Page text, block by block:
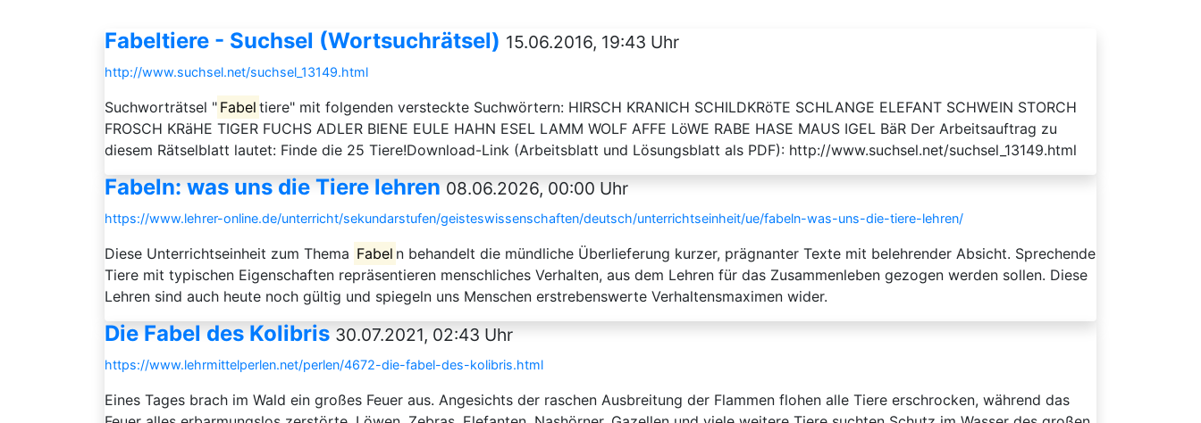
Fabeltiere - Suchsel (Wortsuchrätsel) 15.06.2016, 19:43 Uhr
http://www.suchsel.net/suchsel_13149.html
Suchworträtsel " Fabel tiere" mit folgenden versteckte Suchwörtern: HIRSCH KRANICH SCHILDKRöTE SCHLANGE ELEFANT SCHWEIN STORCH
FROSCH KRäHE TIGER FUCHS ADLER BIENE EULE HAHN ESEL LAMM WOLF AFFE LöWE RABE HASE MAUS IGEL BäR Der Arbeitsauftrag zu
diesem Rätselblatt lautet: Finde die 25 Tiere!Download-Link (Arbeitsblatt und Lösungsblatt als PDF): http://www.suchsel.net/suchsel_13149.html
Fabeln: was uns die Tiere lehren 08.06.2026, 00:00 Uhr
https://www.lehrer-online.de/unterricht/sekundarstufen/geisteswissenschaften/deutsch/unterrichtseinheit/ue/fabeln-was-uns-die-tiere-lehren/
Diese Unterrichtseinheit zum Thema Fabel n behandelt die mündliche Überlieferung kurzer, prägnanter Texte mit belehrender Absicht. Sprechende
Tiere mit typischen Eigenschaften repräsentieren menschliches Verhalten, aus dem Lehren für das Zusammenleben gezogen werden sollen. Diese
Lehren sind auch heute noch gültig und spiegeln uns Menschen erstrebenswerte Verhaltensmaximen wider.
Die Fabel des Kolibris 30.07.2021, 02:43 Uhr
https://www.lehrmittelperlen.net/perlen/4672-die-fabel-des-kolibris.html
Eines Tages brach im Wald ein großes Feuer aus. Angesichts der raschen Ausbreitung der Flammen flohen alle Tiere erschrocken, während das